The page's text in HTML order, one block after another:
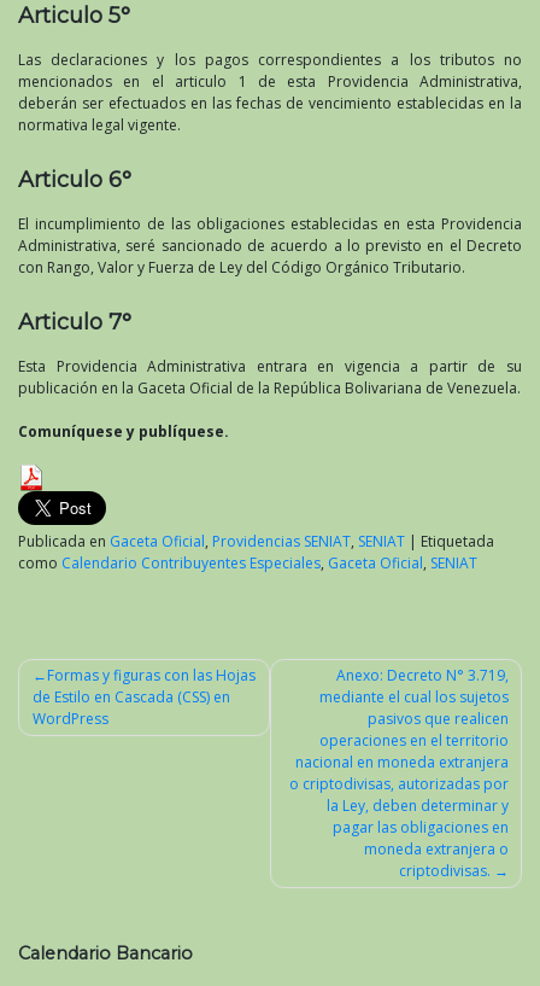
Articulo 5°
Las declaraciones y los pagos correspondientes a los tributos no
mencionados en el articulo 1 de esta Providencia Administrativa,
deberán ser efectuados en las fechas de vencimiento establecidas en la
normativa legal vigente.
Articulo 6°
El incumplimiento de las obligaciones establecidas en esta Providencia
Administrativa, seré sancionado de acuerdo a lo previsto en el Decreto
con Rango, Valor y Fuerza de Ley del Código Orgánico Tributario.
Articulo 7°
Esta Providencia Administrativa entrara en vigencia a partir de su
publicación en la Gaceta Oficial de la República Bolivariana de Venezuela.
Comuníquese y publíquese.
Publicada en Gaceta Oficial, Providencias SENIAT, SENIAT | Etiquetada
como Calendario Contribuyentes Especiales, Gaceta Oficial, SENIAT
Navegación
de
Formas y figuras con las Hojas
de Estilo en Cascada (CSS) en
WordPress
Anexo: Decreto N° 3.719,
mediante el cual los sujetos
pasivos que realicen
operaciones en el territorio
nacional en moneda extranjera
o criptodivisas, autorizadas por
la Ley, deben determinar y
pagar las obligaciones en
moneda extranjera o
criptodivisas.
Calendario Bancario